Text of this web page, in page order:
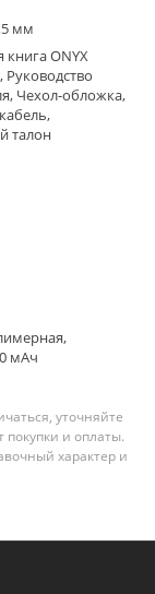
мм
книга ONYX
Руководство
Чехол-обложка,
талон
мАч
уточняйте
покупки и оплаты.
характер и